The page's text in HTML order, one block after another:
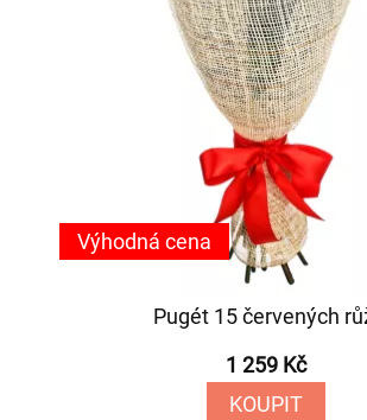
Pugét 15 červených
1 259 Kč
KOUPIT
Výhodná cena